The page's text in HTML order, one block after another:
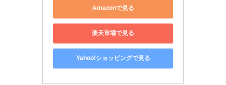
Amazonで見る
楽天市場で見る
Yahoo!ショッピングで見る